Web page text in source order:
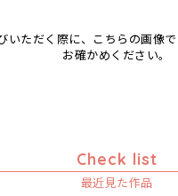
いただく際に、こちらの画像
お確かめください。
Check list
最近見た作品